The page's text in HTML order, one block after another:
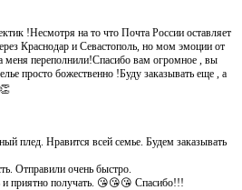
!Несмотря на то что Почта России оставляет
Краснодар и Севастополь, но мом эмоции от
переполнили!Спасибо вам огромное , вы
просто божественно !Буду заказывать еще , а
плед. Нравится всей семье. Будем заказывать
Отправили очень быстро.
приятно получать. 😘😘😘 Спасибо!!!